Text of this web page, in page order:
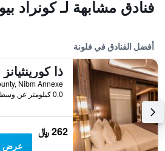
فنادق مشابهة لـ كونراد
أفضل الفنادق في فلونة
0.0 كيلومتر عن وسط المدينة
262 ﷼
عرض